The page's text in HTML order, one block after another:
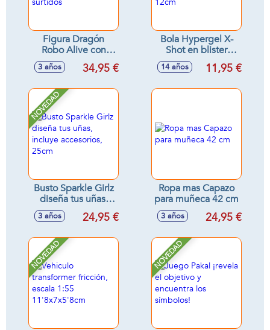
Figura Dragón
Robo Alive con
sonidos - Modelos
surtidos
3 años 34,95 €
Bola Hypergel X-
Shot en blister
(20.000 bolas de
gel) 12cm
14 años 11,95 €
NOVEDAD
Busto Sparkle Girlz
diseña tus uñas,
incluye accesorios,
25cm
3 años 24,95 €
Ropa mas Capazo
para muñeca 42 cm
3 años 24,95 €
NOVEDAD NOVEDAD